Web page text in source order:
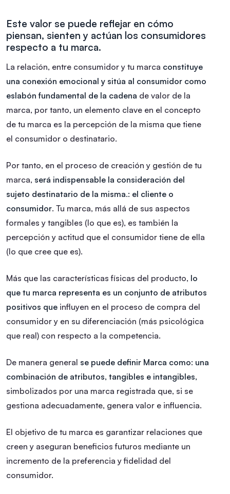
Este valor se puede reflejar en cómo
piensan, sienten y actúan los consumidores
respecto a tu marca.
La relación, entre consumidor y tu marca constituye
una conexión emocional y sitúa al consumidor como
eslabón fundamental de la cadena de valor de la
marca, por tanto, un elemento clave en el concepto
de tu marca es la percepción de la misma que tiene
el consumidor o destinatario.
Por tanto, en el proceso de creación y gestión de tu
marca, será indispensable la consideración del
sujeto destinatario de la misma.: el cliente o
consumidor. Tu marca, más allá de sus aspectos
formales y tangibles (lo que es), es también la
percepción y actitud que el consumidor tiene de ella
(lo que cree que es).
Más que las características físicas del producto, lo
que tu marca representa es un conjunto de atributos
positivos que influyen en el proceso de compra del
consumidor y en su diferenciación (más psicológica
que real) con respecto a la competencia.
De manera general se puede definir Marca como: una
combinación de atributos, tangibles e intangibles,
simbolizados por una marca registrada que, si se
gestiona adecuadamente, genera valor e influencia.
El objetivo de tu marca es garantizar relaciones que
creen y aseguran beneficios futuros mediante un
incremento de la preferencia y fidelidad del
consumidor.